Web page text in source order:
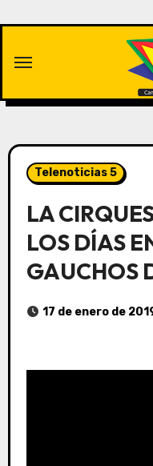
contenido
Telenoticias 5
LA
LOS DÍAS
GAUCHOS
17 de enero de